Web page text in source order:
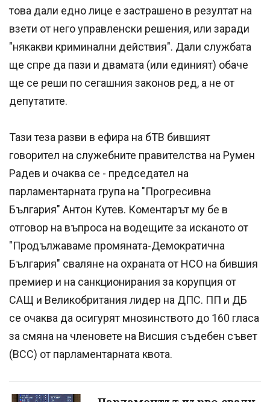
това дали едно лице е застрашено в резултат на
взети от него управленски решения, или заради
"някакви криминални действия". Дали службата
ще спре да пази и двамата (или единият) обаче
ще се реши по сегашния законов ред, а не от
депутатите.
Тази теза разви в ефира на бТВ бившият
говорител на служебните правителства на Румен
Радев и очаква се - председател на
парламентарната група на "Прогресивна
България" Антон Кутев. Коментарът му бе в
отговор на въпроса на водещите за исканото от
"Продължаваме промяната-Демократична
България" сваляне на охраната от НСО на бившия
премиер и на санкционирания за корупция от
САЩ и Великобритания лидер на ДПС. ПП и ДБ
се очаква да осигурят мнозинството до 160 гласа
за смяна на членовете на Висшия съдебен съвет
(ВСС) от парламентарната квота.